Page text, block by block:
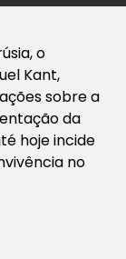
o
Kant,
sobre a
da
hoje incide
no